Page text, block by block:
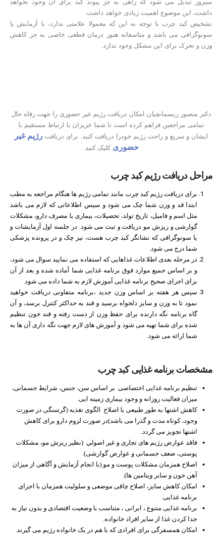
سیروز تبدیل می شود که راهی به جز پیوند کبد برای آن وجود نخواهد
داشت، این موضوع اهمیت زیادی خواهد داشت.
تشخیص کبد چرب با توجه به این که معمولا علامتی ندارد، با آزمایش یا
سونوگرافی می باشد و متاسفانه هنوز درمان قطعی خاصی به جز کاهش
وزن و تحرک برای این مشکل وجود ندارد.
دکتر منصور ریسمانچیان امکان دریافت رژیم غیر حضوری را جهت رفاه حال
تمامی مراجعین فراهم کرده است تا شما عزیزان با ارتباط مستقیم با
ایشان و سریع و راحت رژیم خودرا دریافت کنید. برای دریافترژیم غیر
حضوری کلیک کنید.
مراحل دریافت رژیمکبد چرب
برای دریافت رژیم کبد چرب مانند تمامی رژیم ها هنگام مراجعه به مطب
ابتدا قد و وزن شما چک می شود و سپس اطلاعاتی که لازم می باشد
مثل اسم و فامیل، تاریخ تولد، تحصیلات، بیماری یا مصرف دارو، مشکلات
گوارشی و ریزش مو دریافت و ثبت می شود. در جلسه اول آزمایشات و
یا سونوگرافی که نشانگر کبد چرب هست، نیز چک و در پرونده پزشکی
شما درج می شود.
در مرحله بعدی اطلاعات غذاهایی که استفاده می نمایید سوال می شود،
و بر اساس جمیع موارد فوق برنامه غذایی شما آماده شده و بعد از آن
برای اجرای صحیح برنامه غذایی آموزش لازم به شما داده می شود.
سپس هر هفته بر اساس وزن جدید ،برنامه متفاوتی دریافت خواهید
نمود تا به وزن و سایز دلخواه برسید و قند به حداکثر کنترل برسد، و آن
گاه برنامه نگه دارنده برای حفظ وزن از دست رفته و قند خون تنظیم
شده برای شما تهیه می شود و آموزش های لازم جهت نگه داری آن ها به
شما ارائه می شود.
مشخصات برنامه غذاییکبد چرب
تنظیم برنامه غذایی اختصاصی بر اساس سن، جنس، شرایط جسمانی،
میزان فعالیت روزانه و وجود بیماری زمینه ایی.
کاهش اشتها به طور طبیعی با اصلاح الگوی تغذیه (گرسنگی در صورت
وجود، کوتاه مدت و گذرا می باشد)در صورت لزوم دارو برای کاهش
اشتها تجویز می گردد.
فاقد عوارض رژیم های تجاری و غير اصولي (نظیر ریزش مو، مشکلات
پوستی، ضعف جسمانی و عوارض گوارشی).
اصلاح همزمان مشکلات پوست و مو (با انجام آزمایش و آگاهی از میزان
آهن خون و سایر ویتامین ها).
امکان کاهش سایز، اصلاح چاقی موضعی و سلولیت همزمان با اجرای
برنامه غذایی.
برنامه غذایی متنوع ، ایرانی ، متناسب با وضعیت اقتصادی و بدون نیاز به
جدا کردن غذا از سایر افراد خانواده.
امکان همسفرگی برای افرادی که با هم در یک خانواده رژیم می گیرند.